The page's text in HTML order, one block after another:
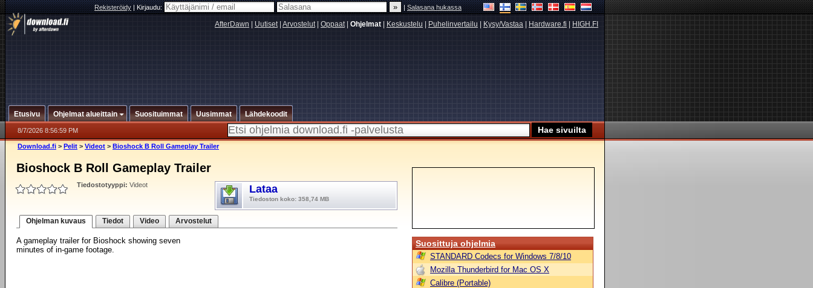
Rekisteröidy|Kirjaudu: |Salasana hukassa
AfterDawn Uutiset| Arvostelut| Oppaat| Ohjelmat Keskustelu Puhelinvertailu Kysy/Vastaa Hardware.fi HIGH.FI
Etusivu Ohjelmat alueittain Suosituimmat Uusimmat Lähdekoodit
8/7/2026 8:56:59 PM
Download.fi > Pelit > Videot > Bioshock B Roll Gameplay Trailer
Bioshock B Roll Gameplay Trailer
Tiedostotyyppi: Videot Lataa
Tiedoston koko: 358,74 MB
Ohjelman kuvaus Tiedot Video Arvostelut
A gameplay trailer for Bioshock showing seven
minutes of in-game footage.
Suosittuja ohjelmia
STANDARD Codecs for Windows 7/8/10
Mozilla Thunderbird for Mac OS X
Calibre (Portable)